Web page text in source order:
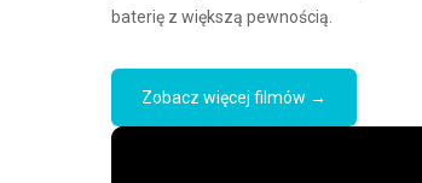
baterię z większą pewnością.
Zobacz więcej filmów →